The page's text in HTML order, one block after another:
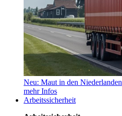
Neu: Maut in den Niederlanden
mehr Infos
Arbeitssicherheit